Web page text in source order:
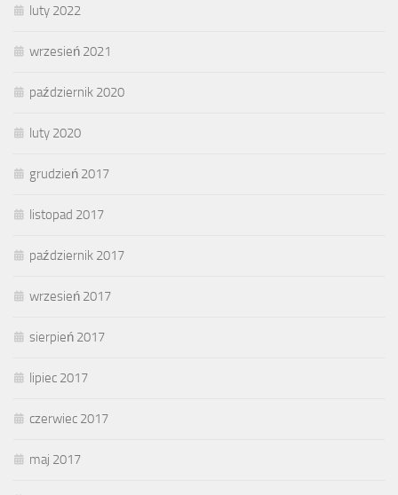
luty 2022
wrzesień 2021
październik 2020
luty 2020
grudzień 2017
listopad 2017
październik 2017
wrzesień 2017
sierpień 2017
lipiec 2017
czerwiec 2017
maj 2017